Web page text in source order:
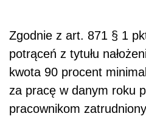
Zgodnie z art. 871 § 1
potrąceń z tytułu
kwota 90 procent
za pracę w danym roku
pracownikom